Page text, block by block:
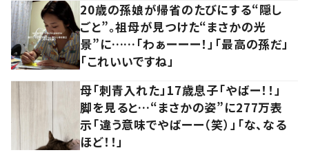
20歳の孫娘が帰省のたびにする“隠し
ごと”。祖母が見つけた“まさかの光
景”に……「わぁーーー！」「最高の孫だ」
「これいいですね」
母「刺青入れた」17歳息子「やばー！！」
脚を見ると…“まさかの姿”に277万表
示「違う意味でやばーー（笑）」「な、なる
ほど！！」